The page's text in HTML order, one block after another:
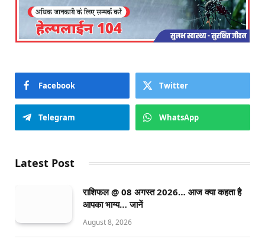
Facebook Twitter
Telegram WhatsApp
Latest Post
राशिफल @ 08 अगस्त 2026… आज क्या कहता है
आपका भाग्य… जानें
August 8, 2026